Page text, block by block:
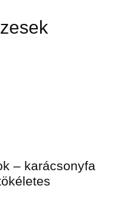
– karácsonyfa